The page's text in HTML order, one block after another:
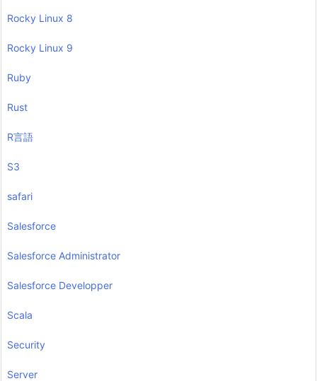
Rocky Linux 8
Rocky Linux 9
Ruby
Rust
R言語
S3
safari
Salesforce
Salesforce Administrator
Salesforce Developper
Scala
Security
Server